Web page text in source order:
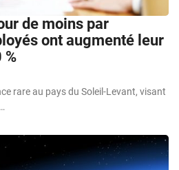
de moins par
ont augmenté leur
%
rare au pays du Soleil-Levant, visant